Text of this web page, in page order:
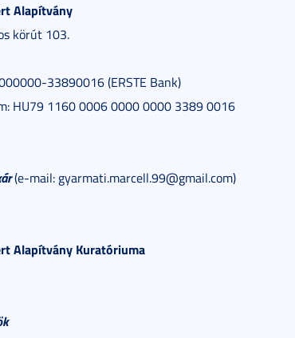
Alapítvány
körút 103.
33890016 (ERSTE Bank)
HU79 1160 0006 0000 0000 3389 0016
(e-mail: gyarmati.marcell.99@gmail.com)
Alapítvány Kuratóriuma